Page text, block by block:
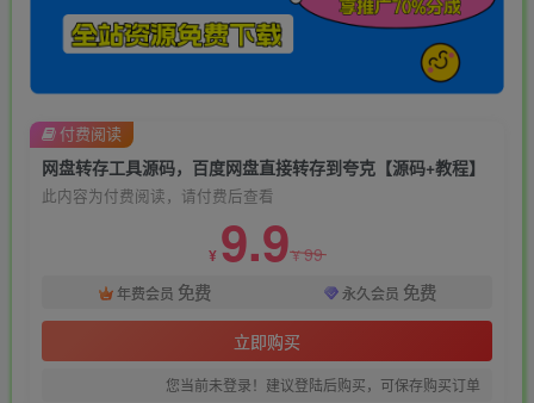
网盘转存工具源码，百度网盘直接转存到夸克【源码+教程】
此内容为付费阅读，请付费后查看
¥ 9.9¥99
年费会员 免费 永久会员 免费
立即购买
您当前未登录！建议登陆后购买，可保存购买订单
付费阅读